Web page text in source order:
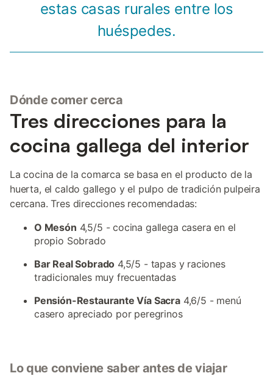
estas casas rurales entre los
huéspedes.
Dónde comer cerca
Tres direcciones para la
cocina gallega del interior
La cocina de la comarca se basa en el producto de la
huerta, el caldo gallego y el pulpo de tradición pulpeira
cercana. Tres direcciones recomendadas:
O Mesón 4,5/5 - cocina gallega casera en el
propio Sobrado
Bar Real Sobrado 4,5/5 - tapas y raciones
tradicionales muy frecuentadas
Pensión-Restaurante Vía Sacra4,6/5 - menú
casero apreciado por peregrinos
Lo que conviene saber antes de viajar